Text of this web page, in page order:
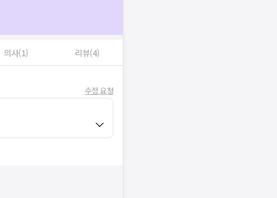
의사(1) 리뷰(4)
수정 요청